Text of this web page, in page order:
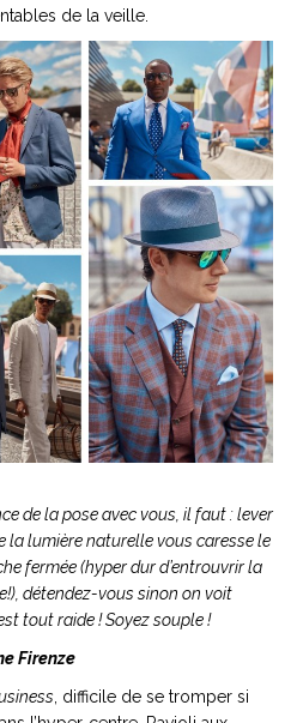
de la veille.
de la pose avec vous, il faut : lever
la lumière naturelle vous caresse le
fermée (hyper dur d’entrouvrir la
détendez-vous sinon on voit
tout raide ! Soyez souple !
Firenze
, difficile de se tromper si